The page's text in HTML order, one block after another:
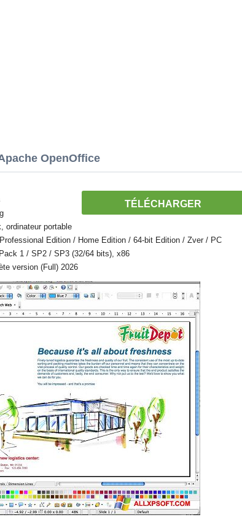
OpenOffice
TÉLÉCHARGER
ordinateur portable
Edition / Home Edition / 64-bit Edition / Zver / PC
1 / SP2 / SP3 (32/64 bits), x86
version (Full) 2026